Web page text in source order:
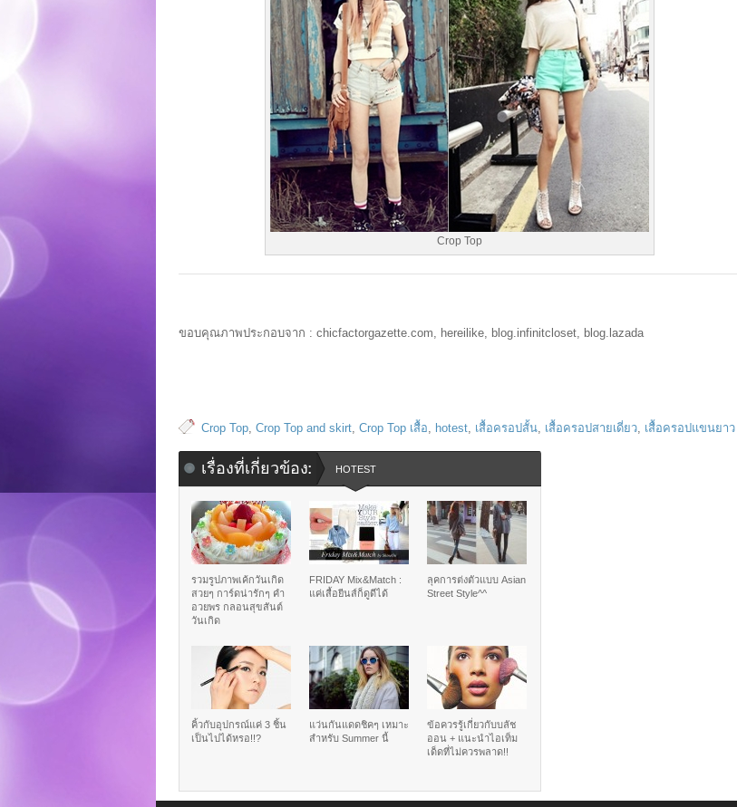
Crop Top
ขอบคุณภาพประกอบจาก : chicfactorgazette.com, hereilike, blog.infinitcloset, blog.lazada
Crop Top, Crop Top and skirt, Crop Top เสื้อ, hotest, เสื้อครอปสั้น, เสื้อครอปสายเดี่ยว, เสื้อครอปแขนยาว
เรื่องที่เกี่ยวข้อง: HOTEST
รวมรูปภาพเค้กวันเกิด
สวยๆ การ์ดน่ารักๆ คำ
อวยพร กลอนสุขสันต์
วันเกิด
FRIDAY Mix&Match :
แค่เสื้อยีนส์ก็ดูดีได้
ลุคการต่งตัวแบบ Asian
Street Style^^
คิ้วกับอุปกรณ์แค่ 3 ชิ้น
เป็นไปได้หรอ!!?
แว่นกันแดดชิคๆ เหมาะ
สำหรับ Summer นี้
ข้อควรรู้เกี่ยวกับบลัช
ออน + แนะนำไอเท็ม
เด็ดที่ไม่ควรพลาด!!